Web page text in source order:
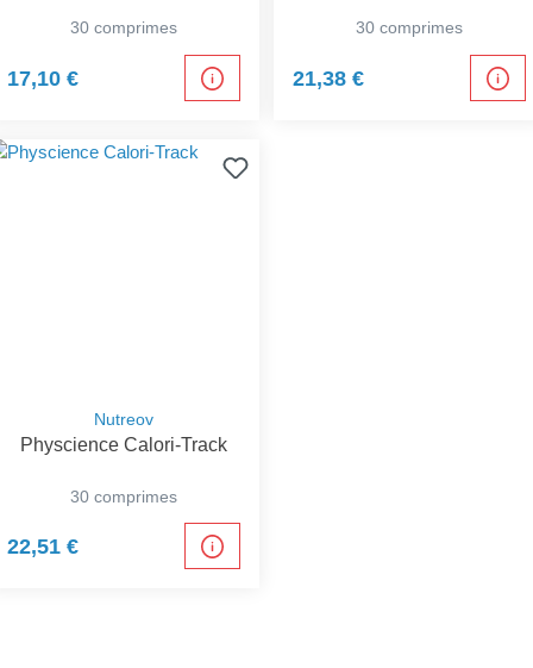
30 comprimes
17,10 €
30 comprimes
21,38 €
Nutreov
Physcience Calori-Track
30 comprimes
22,51 €